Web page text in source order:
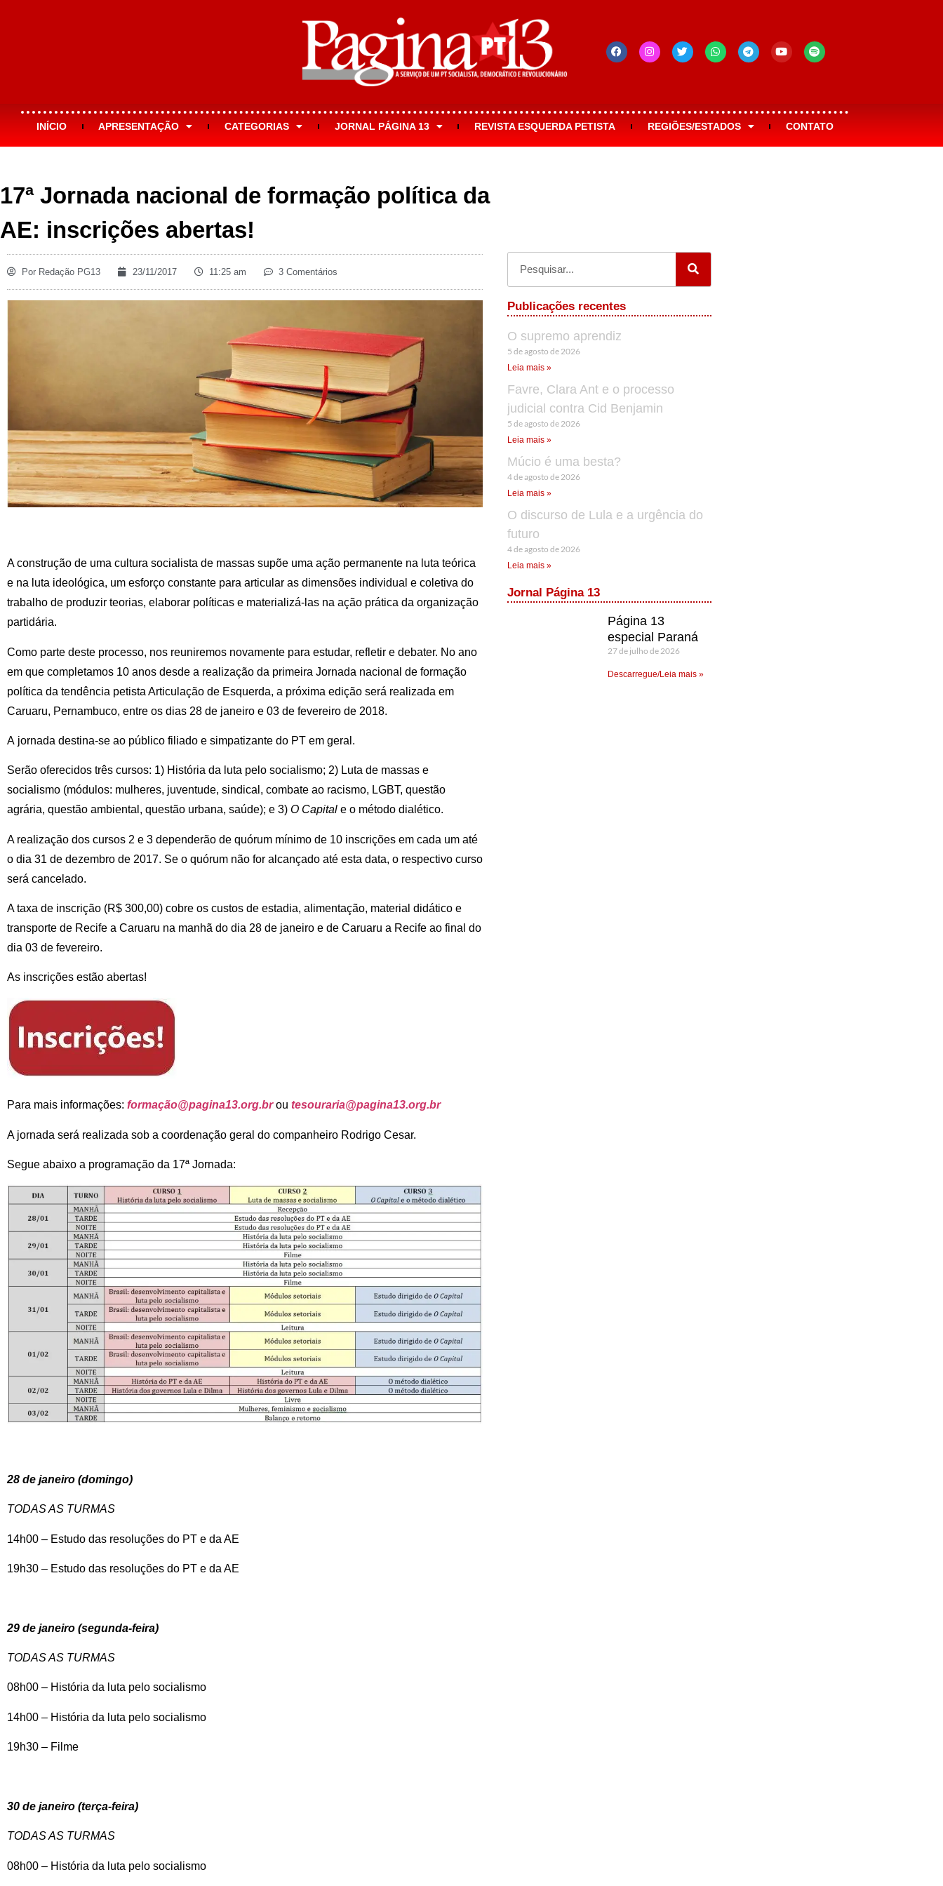
INÍCIO APRESENTAÇÃO CATEGORIAS JORNAL PÁGINA 13 REVISTA ESQUERDA PETISTA REGIÕES/ESTADOS CONTATO
17ª Jornada nacional de formação política da
AE: inscrições abertas!
Por Redação PG13 23/11/2017 11:25 am 3 Comentários
A construção de uma cultura socialista de massas supõe uma ação permanente na luta teórica
e na luta ideológica, um esforço constante para articular as dimensões individual e coletiva do
trabalho de produzir teorias, elaborar políticas e materializá-las na ação prática da organização
partidária.
Como parte deste processo, nos reuniremos novamente para estudar, refletir e debater. No ano
em que completamos 10 anos desde a realização da primeira Jornada nacional de formação
política da tendência petista Articulação de Esquerda, a próxima edição será realizada em
Caruaru, Pernambuco, entre os dias 28 de janeiro e 03 de fevereiro de 2018.
A jornada destina-se ao público filiado e simpatizante do PT em geral.
Serão oferecidos três cursos: 1) História da luta pelo socialismo; 2) Luta de massas e
socialismo (módulos: mulheres, juventude, sindical, combate ao racismo, LGBT, questão
agrária, questão ambiental, questão urbana, saúde); e 3) O Capital e o método dialético.
A realização dos cursos 2 e 3 dependerão de quórum mínimo de 10 inscrições em cada um até
o dia 31 de dezembro de 2017. Se o quórum não for alcançado até esta data, o respectivo curso
será cancelado.
A taxa de inscrição (R$ 300,00) cobre os custos de estadia, alimentação, material didático e
transporte de Recife a Caruaru na manhã do dia 28 de janeiro e de Caruaru a Recife ao final do
dia 03 de fevereiro.
As inscrições estão abertas!
Para mais informações: formação@pagina13.org.br ou tesouraria@pagina13.org.br
A jornada será realizada sob a coordenação geral do companheiro Rodrigo Cesar.
Segue abaixo a programação da 17ª Jornada:
28 de janeiro (domingo)
TODAS AS TURMAS
14h00 – Estudo das resoluções do PT e da AE
19h30 – Estudo das resoluções do PT e da AE
29 de janeiro (segunda-feira)
TODAS AS TURMAS
08h00 – História da luta pelo socialismo
14h00 – História da luta pelo socialismo
19h30 – Filme
30 de janeiro (terça-feira)
TODAS AS TURMAS
08h00 – História da luta pelo socialismo
Publicações recentes
O supremo aprendiz
5 de agosto de 2026
Leia mais »
Favre, Clara Ant e o processo
judicial contra Cid Benjamin
5 de agosto de 2026
Leia mais »
Múcio é uma besta?
4 de agosto de 2026
Leia mais »
O discurso de Lula e a urgência do
futuro
4 de agosto de 2026
Leia mais »
Jornal Página 13
Página 13
especial Paraná
27 de julho de 2026
Descarregue/Leia mais »